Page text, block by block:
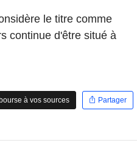
le titre comme
continue d'être situé à
à vos sources Partager